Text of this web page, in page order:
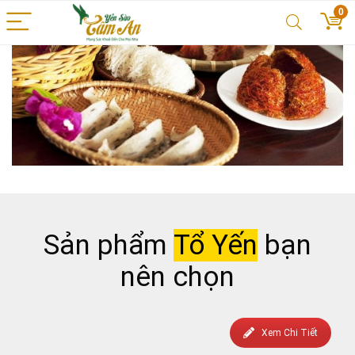
0
Sản phẩm Tổ Yến bạn
nên chọn
Xem Chi Tiết